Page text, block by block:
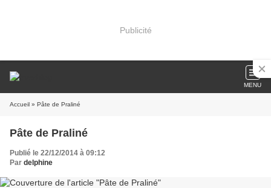
Publicité
MENU
Accueil » Pâte de Praliné
Pâte de Praliné
Publié le 22/12/2014 à 09:12
Par delphine